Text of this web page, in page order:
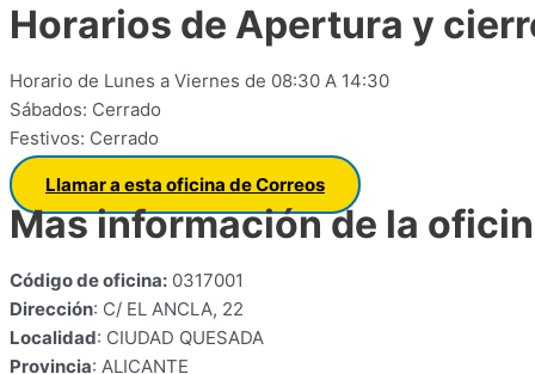
Horarios de Apertura y
Horario de Lunes a Viernes de 08:30 A 14:30
Sábados: Cerrado
Festivos: Cerrado
Llamar a esta oficina de Correos
Mas información de la
Código de oficina: 0317001
Dirección: C/ EL ANCLA, 22
Localidad: CIUDAD QUESADA
Provincia: ALICANTE